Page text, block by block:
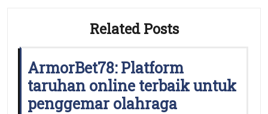
Related Posts
ArmorBet78: Platform
taruhan online terbaik untuk
penggemar olahraga